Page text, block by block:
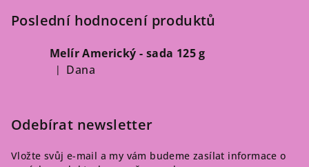
Poslední hodnocení produktů
Melír Americký - sada 125 g
Hodnocení produktu je 5 z 5 hvězdiček.
| Dana
Odebírat newsletter
Vložte svůj e-mail a my vám budeme zasílat informace o